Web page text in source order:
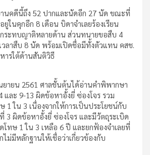
นคดีนี้ถึง 52 ปากและนัดอีก 27 นัด ขณะที่
ยู่ในคุกอีก 8 เดือน บิดาจำเลยร้องเรียน
กระทบญาติหลายด้าน ส่วนทนายขอสืบ 4
ลาสืบ 8 นัด พร้อมเปิดชื่อมีทั้งตัวแทน คสช.
ารใต้ด้านสันติวิธี
ยายน 2561 ศาลชั้นต้นได้อ่านคำพิพากษา
และ 9-13 ผิดข้อหาอั้งยี่ ซ่องโจร รวม
1 ใน 3 เนื่องจากให้การเป็นประโยชน์กับ
3 ผิดข้อหาอั้งยี่ ซ่องโจร และมีวัตถุระเบิด
โทษ 1 ใน 3 เหลือ 6 ปี และยกฟ้องจำเลยที่
ไม่มีหลักฐานให้เชื่อว่าเกี่ยวข้องกับ